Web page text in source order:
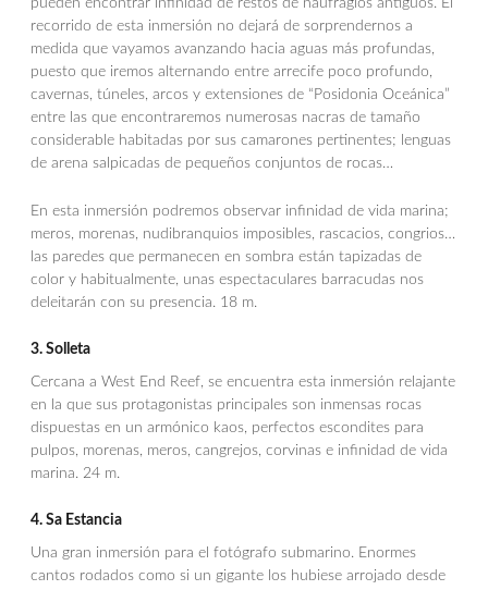
pueden encontrar infinidad de restos de naufragios antiguos. El
recorrido de esta inmersión no dejará de sorprendernos a
medida que vayamos avanzando hacia aguas más profundas,
puesto que iremos alternando entre arrecife poco profundo,
cavernas, túneles, arcos y extensiones de “Posidonia Oceánica”
entre las que encontraremos numerosas nacras de tamaño
considerable habitadas por sus camarones pertinentes; lenguas
de arena salpicadas de pequeños conjuntos de rocas…
En esta inmersión podremos observar infinidad de vida marina;
meros, morenas, nudibranquios imposibles, rascacios, congrios…
las paredes que permanecen en sombra están tapizadas de
color y habitualmente, unas espectaculares barracudas nos
deleitarán con su presencia. 18 m.
3. Solleta
Cercana a West End Reef, se encuentra esta inmersión relajante
en la que sus protagonistas principales son inmensas rocas
dispuestas en un armónico kaos, perfectos escondites para
pulpos, morenas, meros, cangrejos, corvinas e infinidad de vida
marina. 24 m.
4. Sa Estancia
Una gran inmersión para el fotógrafo submarino. Enormes
cantos rodados como si un gigante los hubiese arrojado desde